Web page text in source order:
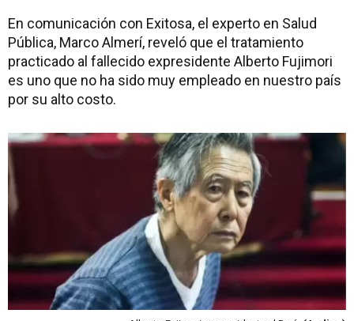
En comunicación con Exitosa, el experto en Salud
Pública, Marco Almerí, reveló que el tratamiento
practicado al fallecido expresidente Alberto Fujimori
es uno que no ha sido muy empleado en nuestro país
por su alto costo.